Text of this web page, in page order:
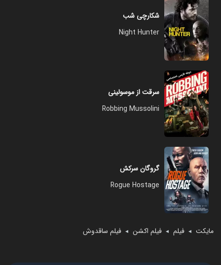
مایکت ◄ فیلم ◄ فیلم اکشن ◄ فیلم ساقدوش
شکارچی شب
Night Hunter
سرقت از موسولینی
Robbing Mussolini
گروگان سرکش
Rogue Hostage